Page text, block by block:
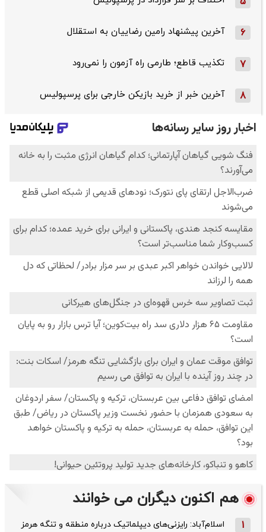
6 آخرین پیشنهاد رامین رضاییان به استقلال
7 تکذیب قاطع؛‌ طارمی راه آزمون را نمی‌رود
8 آخرین خبر از خرید بازیکن خارجی برای پرسپولیس
هم اکنون دیگران می خوانند
1 اسلام‌آباد: رایزنی‌های دیپلماتیک درباره منطقه و تنگه هرمز